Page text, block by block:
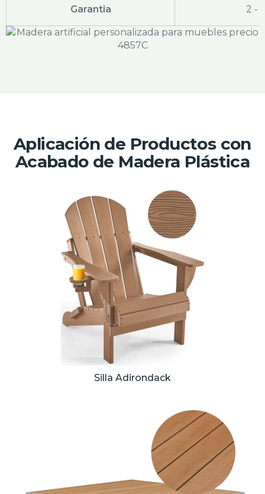
Garantia 2 -
Aplicación de Productos con
Acabado de Madera Plástica
Silla Adirondack